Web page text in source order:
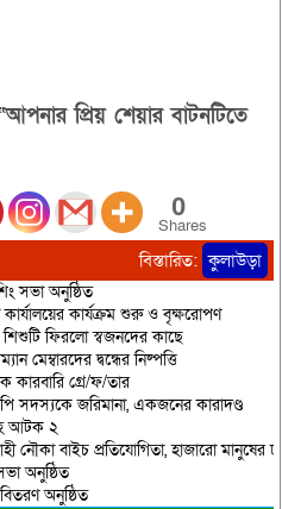
প্রিয় শেয়ার বাটনটিতে
0
Shares
বিস্তারিত: কুলাউড়া
সভা অনুষ্ঠিত
কার্যালয়ের কার্যক্রম শুরু ও বৃক্ষরোপণ
ফিরলো স্বজনদের কাছে
মেম্বারদের দ্বন্ধের নিষ্পত্তি
গ্রে/ফ/তার
সদস্যকে জরিমানা, একজনের কারাদণ্ড
আটক ২
নৌকা বাইচ প্রতিযোগিতা, হাজারো মানুষের
অনুষ্ঠিত
অনুষ্ঠিত